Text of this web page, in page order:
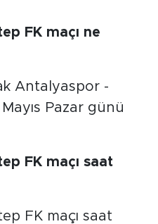
FK maçı ne
Antalyaspor -
Pazar günü
FK maçı saat
FK maçı saat